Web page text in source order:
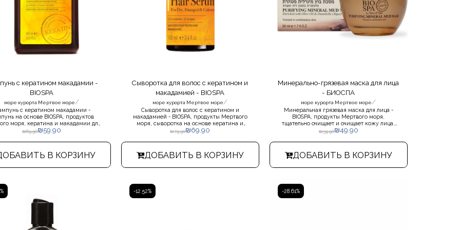
с кератином макадамии -
BIOSPA
море курорта Мертвое море/
с кератином макадамии -
на основе BIOSPA, продуктов
моря, кератина и макадамии для
поврежденных и окрашенных волос с
Мертвого моря, кератиновое
для сухих, тусклых, поврежденных
₪69.90₪59.90
В КОРЗИНУ
Сыворотка для волос с кератином и
макадамией - BIOSPA
море курорта Мертвое море/
Сыворотка для волос с кератином и
макадамией - BIOSPA, продукты Мертвого
моря, сыворотка на основе кератина и
макадамии для сухих поврежденных и
питает волосы и обогащает их влагой. для
₪79.90₪69.90
ДОБАВИТЬ В КОРЗИНУ
Минерально-грязевая маска для лица
- БИОСПА
море курорта Мертвое море/
Минеральная грязевая маска для лица -
BIOSPA, продукты Мертвого моря,
тщательно очищает и очищает кожу лица,
насыщает ее эфирными кислотами и
здоровья.Применяется два раза в неделю,
приятный на ощупь внешний вид.
₪59.90₪49.90
ДОБАВИТЬ В КОРЗИНУ
-12.52% -28.61%